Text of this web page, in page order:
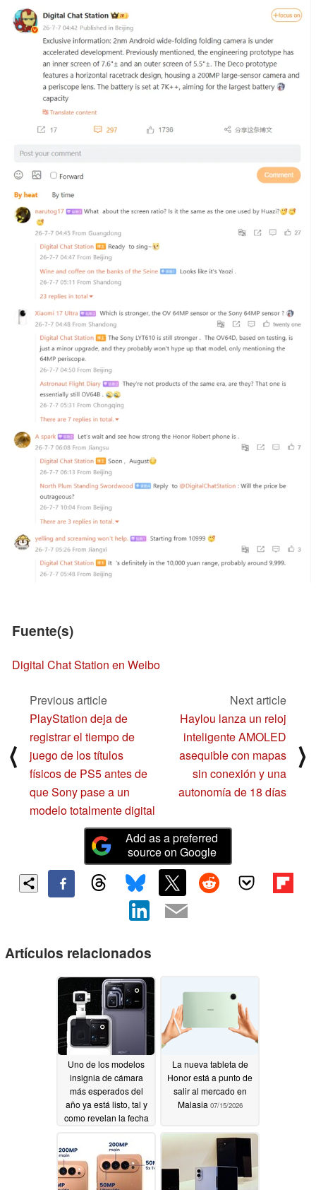
Fuente(s)
Digital Chat Station en Weibo
⟨
Previous article
PlayStation deja de
registrar el tiempo de
juego de los títulos
físicos de PS5 antes de
que Sony pase a un
modelo totalmente digital
Next article
Haylou lanza un reloj
inteligente AMOLED
asequible con mapas
sin conexión y una
autonomía de 18 días
⟩
Add as a preferred
source on Google
Artículos relacionados
Uno de los modelos
insignia de cámara
más esperados del
año ya está listo, tal y
como revelan la fecha
de Robot Phone y las
imágenes de prensa.
07/16/2026
La nueva tableta de
Honor está a punto de
salir al mercado en
Malasia 07/15/2026